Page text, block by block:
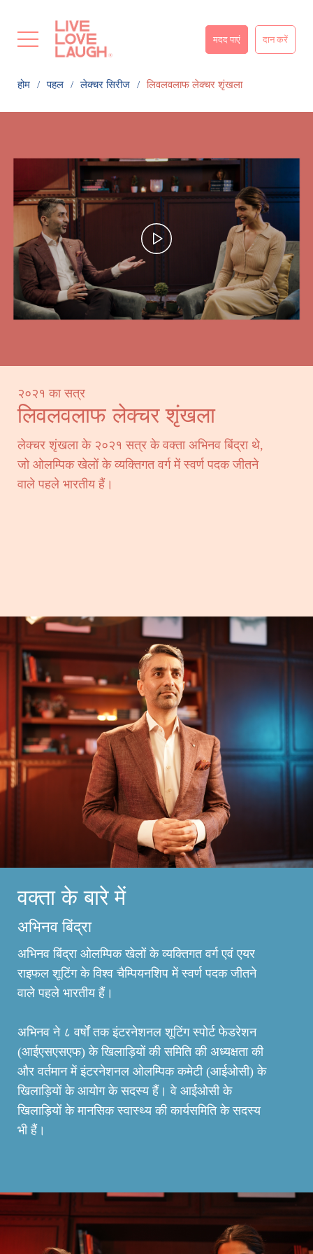
मदद पाएं दान करें
होम पहल लेक्चर सिरीज लिवलवलाफ लेक्चर शृंखला
२०२१ का सत्र
लिवलवलाफ लेक्चर शृंखला
लेक्चर शृंखला के २०२१ सत्र के वक्ता अभिनव बिंद्रा थे,
जो ओलम्पिक खेलों के व्यक्तिगत वर्ग में स्वर्ण पदक जीतने
वाले पहले भारतीय हैं।
वक्ता के बारे में
अभिनव बिंद्रा
अभिनव बिंद्रा ओलम्पिक खेलों के व्यक्तिगत वर्ग एवं एयर
राइफल शूटिंग के विश्व चैम्पियनशिप में स्वर्ण पदक जीतने
वाले पहले भारतीय हैं।
अभिनव ने ८ वर्षों तक इंटरनेशनल शूटिंग स्पोर्ट फेडरेशन
(आईएसएसएफ) के खिलाड़ियों की समिति की अध्यक्षता की
और वर्तमान में इंटरनेशनल ओलम्पिक कमेटी (आईओसी) के
खिलाड़ियों के आयोग के सदस्य हैं। वे आईओसी के
खिलाड़ियों के मानसिक स्वास्थ्य की कार्यसमिति के सदस्य
भी हैं।